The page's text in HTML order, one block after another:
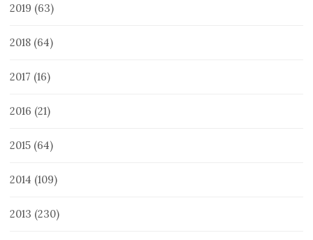
2019 (63)
2018 (64)
2017 (16)
2016 (21)
2015 (64)
2014 (109)
2013 (230)